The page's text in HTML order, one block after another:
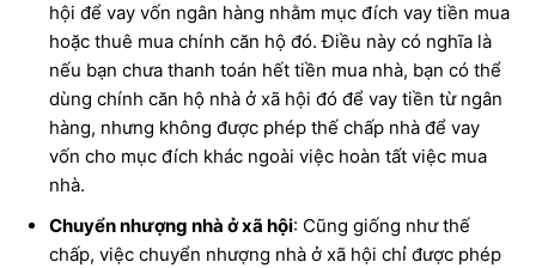
hội để vay vốn ngân hàng nhằm mục đích vay tiền mua
hoặc thuê mua chính căn hộ đó. Điều này có nghĩa là
nếu bạn chưa thanh toán hết tiền mua nhà, bạn có thể
dùng chính căn hộ nhà ở xã hội đó để vay tiền từ ngân
hàng, nhưng không được phép thế chấp nhà để vay
vốn cho mục đích khác ngoài việc hoàn tất việc mua
nhà.
Chuyển nhượng nhà ở xã hội: Cũng giống như thế
chấp, việc chuyển nhượng nhà ở xã hội chỉ được phép